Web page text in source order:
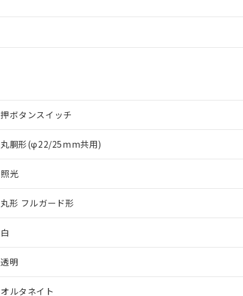
押ボタンスイッチ
丸胴形(φ22/25mm共用)
照光
丸形 フルガード形
白
透明
オルタネイト